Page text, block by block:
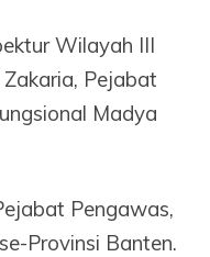
Wilayah III
Pejabat
Madya
Pengawas,
Provinsi Banten.